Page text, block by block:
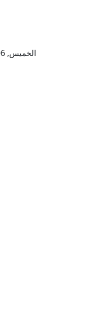
الخميس, 06 أغسطس 2026 – 23 صفر 1448 هـ